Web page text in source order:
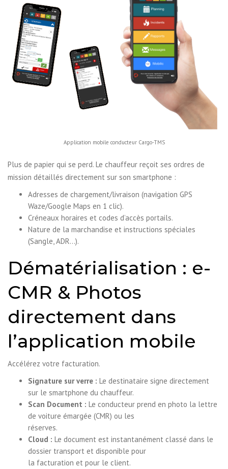
Application mobile conducteur Cargo-TMS
Plus de papier qui se perd. Le chauffeur reçoit ses ordres de
mission détaillés directement sur son smartphone :
Adresses de chargement/livraison (navigation GPS
Waze/Google Maps en 1 clic).
Créneaux horaires et codes d’accès portails.
Nature de la marchandise et instructions spéciales
(Sangle, ADR…).
Dématérialisation : e-
CMR & Photos
directement dans
l’application mobile
Accélérez votre facturation.
Signature sur verre : Le destinataire signe directement
sur le smartphone du chauffeur.
Scan Document : Le conducteur prend en photo la lettre
de voiture émargée (CMR) ou les
réserves.
Cloud : Le document est instantanément classé dans le
dossier transport et disponible pour
la facturation et pour le client.